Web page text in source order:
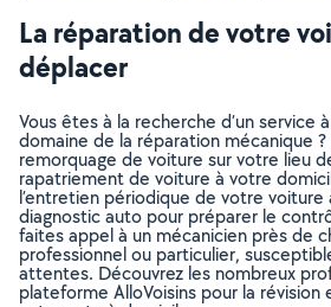
La réparation de votre
déplacer
Vous êtes à la recherche d’un service
domaine de la réparation mécanique ?
remorquage de voiture sur votre lieu
rapatriement de voiture à votre
l’entretien périodique de votre voiture
diagnostic auto pour préparer le
faites appel à un mécanicien près de
professionnel ou particulier,
attentes. Découvrez les nombreux
plateforme AlloVoisins pour la